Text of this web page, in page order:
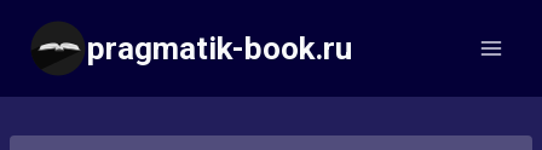
Перейти
содержимому
pragmatik-book.ru